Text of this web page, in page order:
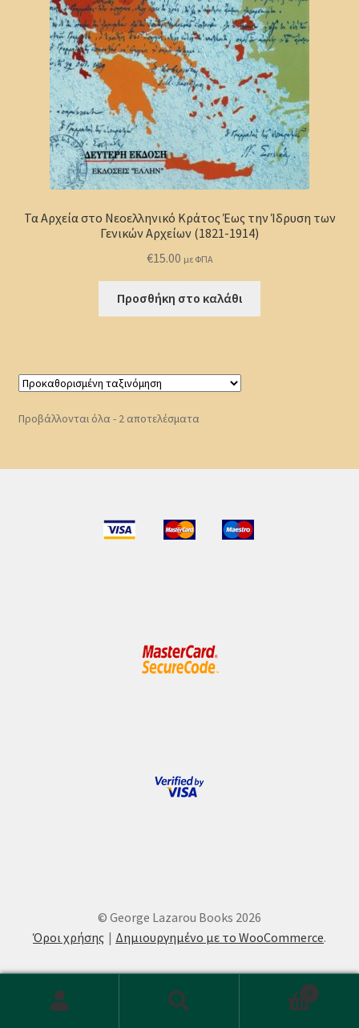
Τα Αρχεία στο Νεοελληνικό Κράτος Έως την Ίδρυση των
Γενικών Αρχείων (1821-1914)
€15.00 με ΦΠΑ
Προσθήκη στο καλάθι
Προβάλλονται όλα - 2 αποτελέσματα
© George Lazarou Books 2026
Όροι χρήσης
Δημιουργημένο με το WooCommerce.
Αναζήτηση
Αναζήτηση
0